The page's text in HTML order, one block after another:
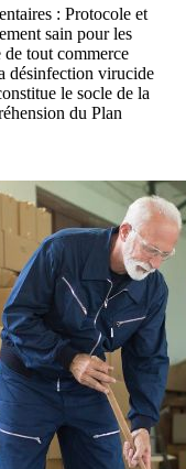
: Protocole et
sain pour les
tout commerce
désinfection virucide
le socle de la
du Plan